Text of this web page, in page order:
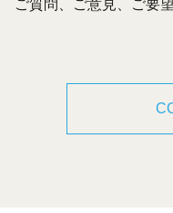
ご質問、ご意見、ご要